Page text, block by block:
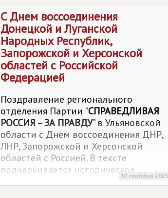
Николаевича Седова.
С Днем воссоединения
Донецкой и Луганской
Народных Республик,
Запорожской и Херсонской
областей с Российской
Федерацией
Поздравление регионального
отделения Партии "СПРАВЕДЛИВАЯ
РОССИЯ – ЗА ПРАВДУ" в Ульяновской
области с Днем воссоединения ДНР,
ЛНР, Запорожской и Херсонской
областей с Россией. В тексте
подчеркивается историческое
значение события, выражается30 сентября 2025